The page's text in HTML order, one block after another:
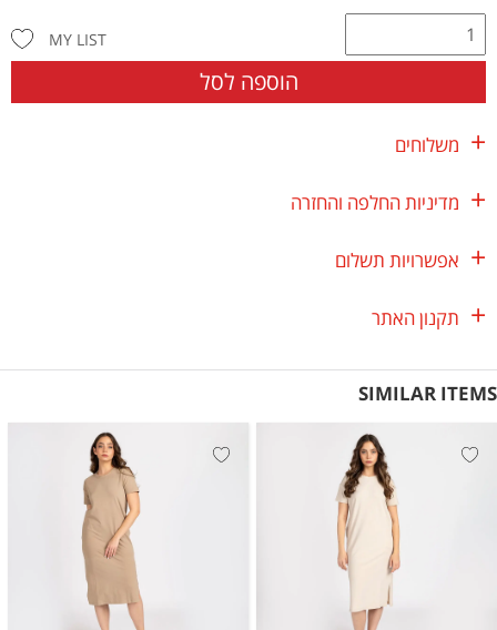
הוספה לסל
MY LIST
משלוחים
מדיניות החלפה והחזרה
אפשרויות תשלום
תקנון האתר
SIMILAR ITEMS